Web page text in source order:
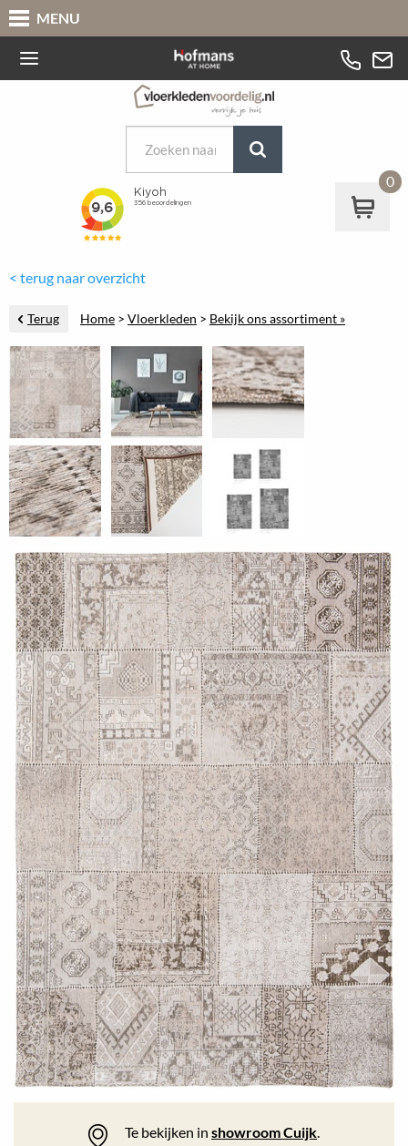
MENU
0
< terug naar overzicht
Terug Home > Vloerkleden > Bekijk ons assortiment »
Te bekijken in showroom Cuijk.